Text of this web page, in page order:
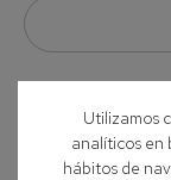
Sartorius
Utilizamos
analíticos en
hábitos de